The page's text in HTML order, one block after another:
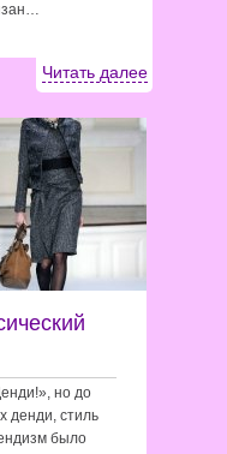
Читать далее
но до
денди, стиль
было